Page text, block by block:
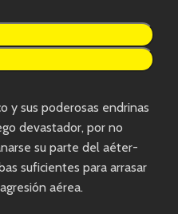
y sus poderosas endrinas
devastador, por no
su parte del aéter-
suficientes para arrasar
aérea.